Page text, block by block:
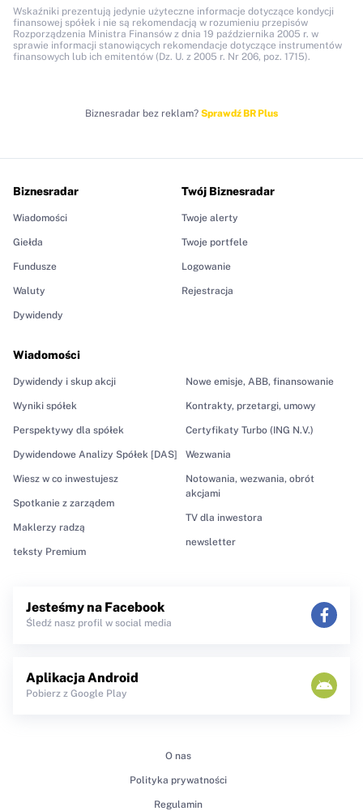
Wskaźniki prezentują jedynie użyteczne informacje dotyczące kondycji
finansowej spółek i nie są rekomendacją w rozumieniu przepisów
Rozporządzenia Ministra Finansów z dnia 19 października 2005 r. w
sprawie informacji stanowiących rekomendacje dotyczące instrumentów
finansowych lub ich emitentów (Dz. U. z 2005 r. Nr 206, poz. 1715).
Biznesradar bez reklam? Sprawdź BR Plus
Biznesradar
Wiadomości
Giełda
Fundusze
Waluty
Dywidendy
Wiadomości
Dywidendy i skup akcji
Wyniki spółek
Perspektywy dla spółek
Dywidendowe Analizy Spółek [DAS]
Wiesz w co inwestujesz
Spotkanie z zarządem
Maklerzy radzą
teksty Premium
Nowe emisje, ABB, finansowanie
Kontrakty, przetargi, umowy
Certyfikaty Turbo (ING N.V.)
Wezwania
Notowania, wezwania, obrót
akcjami
TV dla inwestora
newsletter
Twój Biznesradar
Twoje alerty
Twoje portfele
Logowanie
Rejestracja
Jesteśmy na Facebook
Śledź nasz profil w social media
Aplikacja Android
Pobierz z Google Play
O nas
Polityka prywatności
Regulamin